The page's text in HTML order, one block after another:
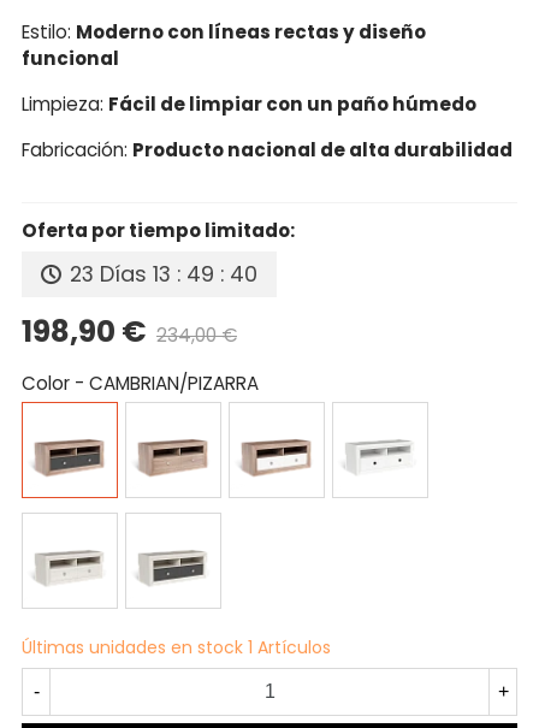
Estilo: Moderno con líneas rectas y diseño
funcional
Limpieza: Fácil de limpiar con un paño húmedo
Fabricación: Producto nacional de alta durabilidad
Oferta por tiempo limitado:
23 Días 13 : 49 : 39
198,90 € 234,00 €
Color - CAMBRIAN/PIZARRA
Últimas unidades en stock 1 Artículos
- +